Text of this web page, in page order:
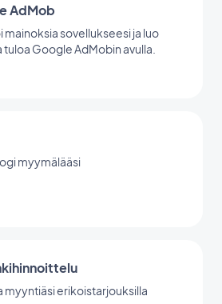
AdMob
mainoksia sovellukseesi ja luo
tuloa Google AdMobin avulla.
myymälääsi
myyntiäsi erikoistarjouksilla